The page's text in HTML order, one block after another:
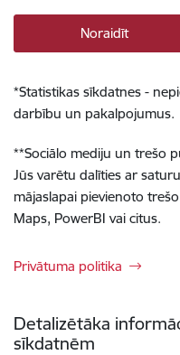
Noraidīt
*Statistikas sīkdatnes -
darbību un pakalpojumus.
**Sociālo mediju un trešo
Jūs varētu dalīties ar
mājaslapai pievienoto
Maps, PowerBI vai citus.
Privātuma politika
Detalizētāka
sīkdatnēm